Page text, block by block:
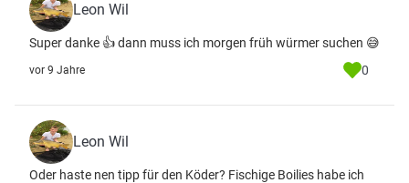
Leon Wil
Super danke 👍 dann muss ich morgen früh würmer suchen 😅
vor 9 Jahre 0
Leon Wil
Oder haste nen tipp für den Köder? Fischige Boilies habe ich